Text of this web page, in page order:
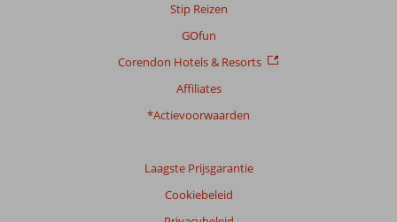
Stip Reizen
GOfun
Corendon Hotels & Resorts
Affiliates
*Actievoorwaarden
Laagste Prijsgarantie
Cookiebeleid